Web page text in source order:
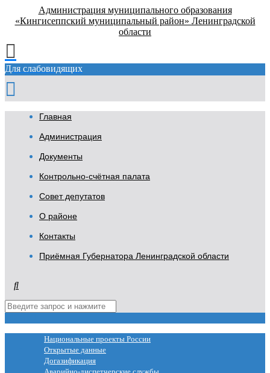
Администрация муниципального образования
«Кингисеппский муниципальный район» Ленинградской
области
Для слабовидящих
Главная
Администрация
Документы
Контрольно-счётная палата
Совет депутатов
О районе
Контакты
Приёмная Губернатора Ленинградской области
Национальные проекты России
Открытые данные
Догазификация